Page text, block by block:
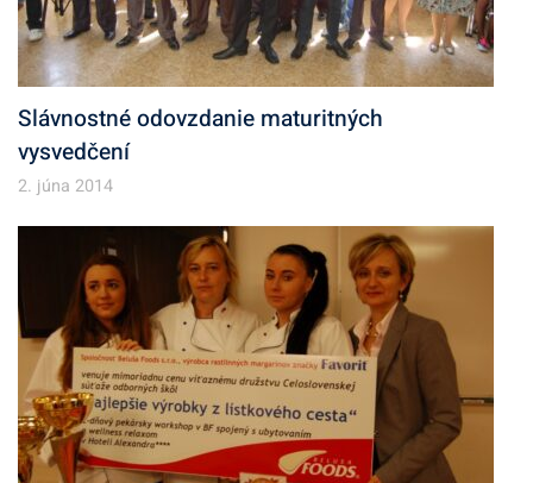
Slávnostné odovzdanie maturitných
vysvedčení
2. júna 2014